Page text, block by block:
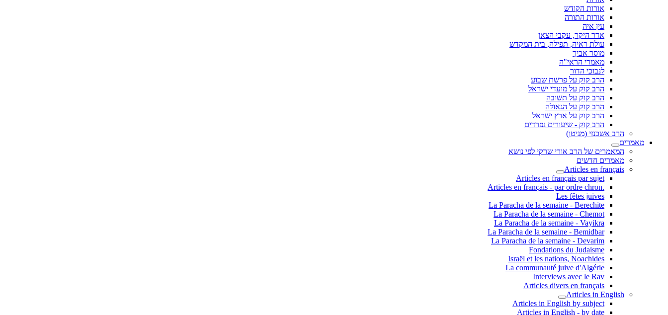
אורות הקודש
אורות התורה
עין איה
אדר היקר, עקבי הצאן
עולת ראיה, תפילה, בית המקדש
מוסר אביך
מאמרי הראי"ה
לנבוכי הדור
הרב קוק על פרשת שבוע
הרב קוק על מועדי ישראל
הרב קוק על תשובה
הרב קוק על הגאולה
הרב קוק על ארץ ישראל
הרב קוק - שיעורים נפרדים
הרב אשכנזי (מניטו)
מאמרים
המאמרים של הרב אורי שרקי לפי נושא
מאמרים חדשים
Articles en français
Articles en français par sujet
.Articles en français - par ordre chron
Les fêtes juives
La Paracha de la semaine - Berechite
La Paracha de la semaine - Chemot
La Paracha de la semaine - Vayikra
La Paracha de la semaine - Bemidbar
La Paracha de la semaine - Devarim
Fondations du Judaisme
Israël et les nations, Noachides
La communauté juive d'Algérie
Interviews avec le Rav
Articles divers en français
Articles in English
Articles in English by subject
Articles in English - by date